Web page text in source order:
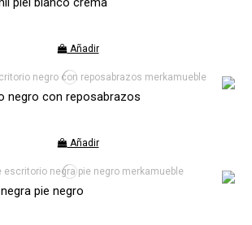
Añadir
negro con reposabrazos
Añadir
pie negro